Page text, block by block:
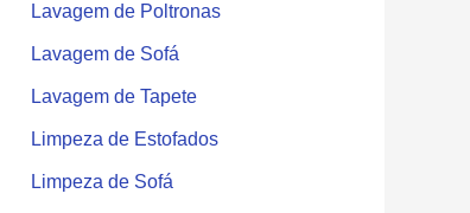
Lavagem de Poltronas
Lavagem de Sofá
Lavagem de Tapete
Limpeza de Estofados
Limpeza de Sofá